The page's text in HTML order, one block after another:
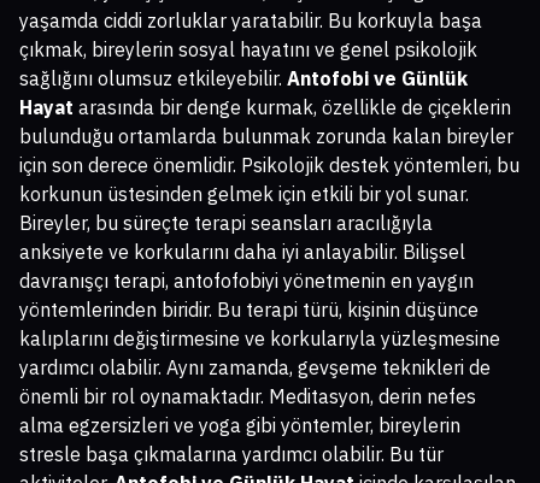
yaşamda ciddi zorluklar yaratabilir. Bu korkuyla başa
çıkmak, bireylerin sosyal hayatını ve genel psikolojik
sağlığını olumsuz etkileyebilir. Antofobi ve Günlük
Hayat arasında bir denge kurmak, özellikle de çiçeklerin
bulunduğu ortamlarda bulunmak zorunda kalan bireyler
için son derece önemlidir. Psikolojik destek yöntemleri, bu
korkunun üstesinden gelmek için etkili bir yol sunar.
Bireyler, bu süreçte terapi seansları aracılığıyla
anksiyete ve korkularını daha iyi anlayabilir. Bilişsel
davranışçı terapi, antofofobiyi yönetmenin en yaygın
yöntemlerinden biridir. Bu terapi türü, kişinin düşünce
kalıplarını değiştirmesine ve korkularıyla yüzleşmesine
yardımcı olabilir. Aynı zamanda, gevşeme teknikleri de
önemli bir rol oynamaktadır. Meditasyon, derin nefes
alma egzersizleri ve yoga gibi yöntemler, bireylerin
stresle başa çıkmalarına yardımcı olabilir. Bu tür